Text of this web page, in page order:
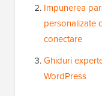
Impunerea
personalizate
conectare
Ghiduri
WordPress